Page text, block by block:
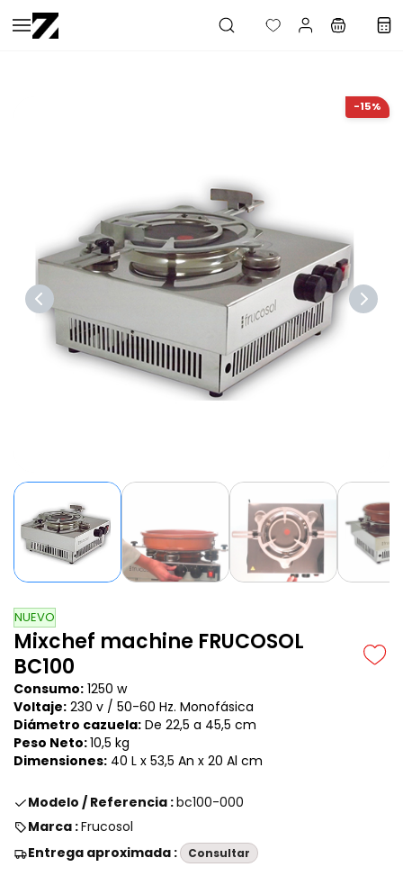
Saltar al
contenido
-15%
NUEVO
Mixchef machine FRUCOSOL
BC100
Consumo: 1250 w
Voltaje: 230 v / 50-60 Hz. Monofásica
Diámetro cazuela: De 22,5 a 45,5 cm
Peso Neto:10,5 kg
Dimensiones: 40 L x 53,5 An x 20 Al cm
Modelo / Referencia :bc100-000
Marca :Frucosol
Entrega aproximada :
Consultar